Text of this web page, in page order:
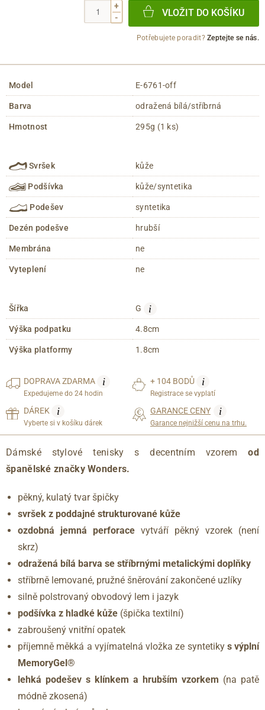
+
-
VLOŽIT DO KOŠÍKU
Potřebujete poradit?Zeptejte se nás.
Model E-6761-off
Barva odražená bílá/stříbrná
Hmotnost 295g (1 ks)
Svršek kůže
Podšívka kůže/syntetika
Podešev syntetika
Dezén podešve hrubší
Membrána ne
Vyteplení ne
Šířka G i
Výška podpatku 4.8cm
Výška platformy 1.8cm
DOPRAVAZDARMA i
Expedujeme do 24 hodin
+ 104 BODŮ i
Registrace se vyplatí
DÁREK i
Vyberte si v košíku dárek
GARANCE CENY i
Garance nejnižší cenu na trhu.
Dámské stylové tenisky s decentním vzoremod
španělské značky Wonders.
pěkný, kulatý tvar špičky
svršek z poddajné strukturované kůže
ozdobná jemná perforace vytváří pěkný vzorek (není
skrz)
odražená bílá barva se stříbrnými metalickými doplňky
stříbrně lemované, pružné šněrování zakončené uzlíky
silně polstrovaný obvodový lem i jazyk
podšívka z hladké kůže (špička textilní)
zabroušený vnitřní opatek
příjemně měkká a vyjímatelná vložka ze syntetikys výplní
MemoryGel®
lehká podešev s klínkem a hrubším vzorkem (na patě
módně zkosená)